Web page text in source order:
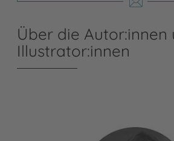
Über die Autor:innen
Illustrator:innen